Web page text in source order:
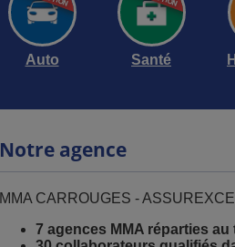
Auto Santé
Notre agence
MMA CARROUGES -
7 agences MMA réparties au